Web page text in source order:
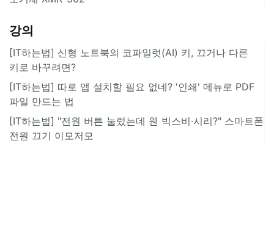
강의
[IT하는법] 신형 노트북의 코파일럿(AI) 키, 끄거나 다른
키로 바꾸려면?
[IT하는법] 따로 앱 설치할 필요 없네? '인쇄' 메뉴로 PDF
파일 만드는 법
[IT하는법] "전원 버튼 눌렀는데 웬 빅스비·시리?" 스마트폰
전원 끄기 이모저모